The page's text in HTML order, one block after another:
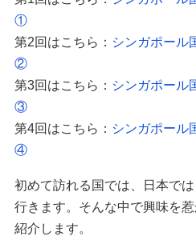
①
第2回はこちら： シンガポール
②
第3回はこちら： シンガポール
③
第4回はこちら： シンガポール
④
初めて訪れる国では、日本で
行きます。そんな中で興味を
紹介します。